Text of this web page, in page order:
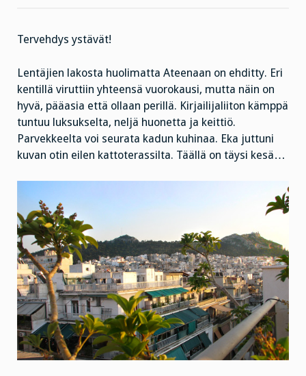
Tervehdys ystävät!
Lentäjien lakosta huolimatta Ateenaan on ehditty. Eri
kentillä viruttiin yhteensä vuorokausi, mutta näin on
hyvä, pääasia että ollaan perillä. Kirjailijaliiton kämppä
tuntuu luksukselta, neljä huonetta ja keittiö.
Parvekkeelta voi seurata kadun kuhinaa. Eka juttuni
kuvan otin eilen kattoterassilta. Täällä on täysi kesä…